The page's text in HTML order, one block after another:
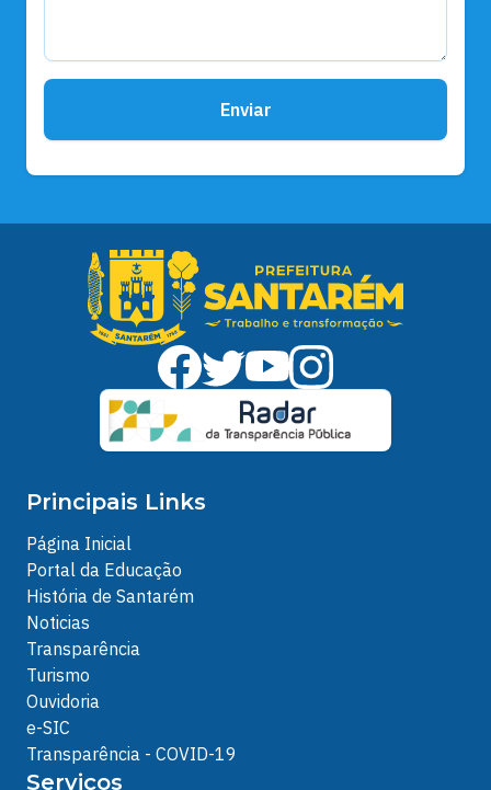
Enviar
Principais Links
Página Inicial
Portal da Educação
História de Santarém
Noticias
Transparência
Turismo
Ouvidoria
e-SIC
Transparência - COVID-19
Serviços